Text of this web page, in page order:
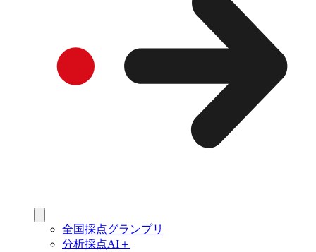
全国採点グランプリ
分析採点AI＋